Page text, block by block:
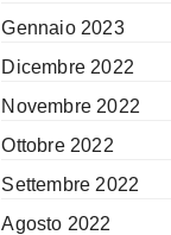
Gennaio 2023
Dicembre 2022
Novembre 2022
Ottobre 2022
Settembre 2022
Agosto 2022